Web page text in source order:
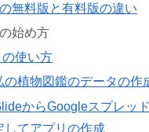
無料版と有料版の違い
始め方
使い方
の植物図鑑のデータの作
からGoogleスプレッ
してアプリの作成